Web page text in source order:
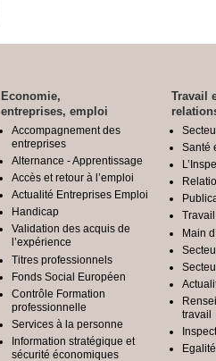
Economie,
entreprises, emploi
Accompagnement des
entreprises
Alternance - Apprentissage
Accès et retour à l’emploi
Actualité Entreprises Emploi
Handicap
Validation des acquis de
l’expérience
Titres professionnels
Fonds Social Européen
Contrôle Formation
professionnelle
Services à la personne
Information stratégique et
sécurité économiques
Travail
Santé
Main
travail